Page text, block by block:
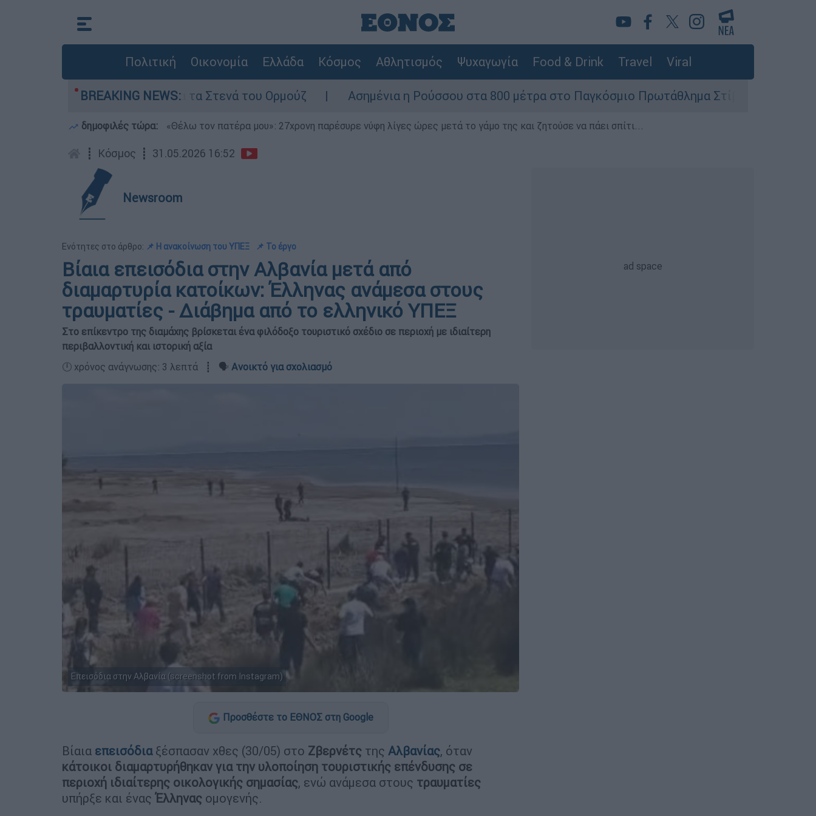
Πολιτική Οικονομία Ελλάδα Κόσμος Αθλητισμός Ψυχαγωγία Food & Drink Travel Viral
BREAKING NEWS:
της Τεχεράνης για τα Στενά του Ορμούζ Ασημένια η Ρούσσου στα 800 μέτρα στο Παγκόσμιο Πρωτάθλημα Στίβου Κ20
δημοφιλές τώρα: «Θέλω τον πατέρα μου»: 27χρονη παρέσυρε νύφη λίγες ώρες μετά το γάμο της και ζητούσε να πάει σπίτι...
┋ Κόσμος ┋ 31.05.2026 16:52
Newsroom
Ενότητες στο άρθρο: 📌 Η ανακοίνωση του ΥΠΕΞ 📌 Το έργο
Βίαια επεισόδια στην Αλβανία μετά από
διαμαρτυρία κατοίκων: Έλληνας ανάμεσα στους
τραυματίες - Διάβημα από το ελληνικό ΥΠΕΞ
Στο επίκεντρο της διαμάχης βρίσκεται ένα φιλόδοξο τουριστικό σχέδιο σε περιοχή με ιδιαίτερη
περιβαλλοντική και ιστορική αξία
🕛 χρόνος ανάγνωσης: 3 λεπτά ┋ 🗣️ Ανοικτό για σχολιασμό
Επεισόδια στην Αλβανία (screenshot from Instagram)
Προσθέστε το ΕΘΝΟΣ στη Google
Βίαια επεισόδιαξέσπασαν χθες (30/05) στο Ζβερνέτς της Αλβανίας, όταν
κάτοικοι διαμαρτυρήθηκαν για την υλοποίηση τουριστικής επένδυσης σε
περιοχή ιδιαίτερης οικολογικής σημασίας, ενώ ανάμεσα στους τραυματίες
υπήρξε και ένας Έλληνας ομογενής.